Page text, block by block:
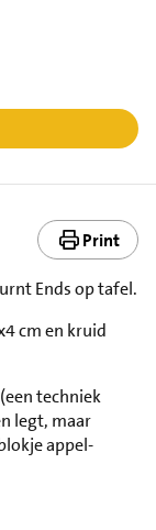
Print
Ends op tafel.
cm en kruid
techniek
legt, maar
appel-